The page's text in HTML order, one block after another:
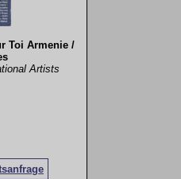
Toi Armenie /
Artists